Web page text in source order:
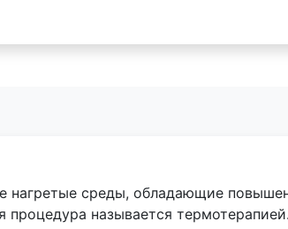
нагретые среды, обладающие
называется термотерапией.